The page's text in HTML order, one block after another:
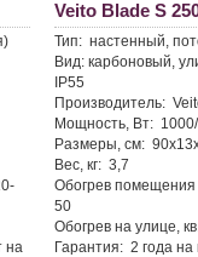
на
Veito Blade S
Тип: настенный,
Вид: карбоновый,
IP55
Производитель:
Мощность, Вт:
Размеры, см:
Вес, кг: 3,7
Обогрев помещения
50
Обогрев на улице,
Гарантия: 2 года на